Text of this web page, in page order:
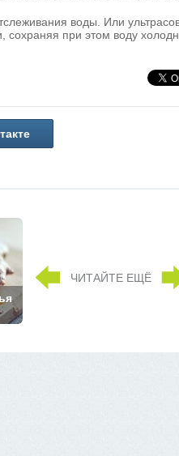
воды. Или
сохраняя при этом воду
ЧИТАЙТЕ ЕЩЁ